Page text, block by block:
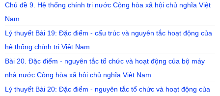
Chủ đề 9. Hệ thống chính trị nước Cộng hòa xã hội chủ nghĩa Việt
Nam
Lý thuyết Bài 19: Đặc điểm - cấu trúc và nguyên tắc hoạt động của
hệ thống chính trị Việt Nam
Bài 20. Đặc điểm - nguyên tắc tổ chức và hoạt động của bộ máy
nhà nước Cộng hòa xã hội chủ nghĩa Việt Nam
Lý thuyết Bài 20: Đặc điểm - nguyên tắc tổ chức và hoạt động của